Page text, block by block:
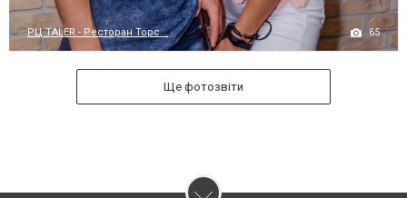
РЦ TALER - Ресторан Торс... 65
Ще фотозвіти